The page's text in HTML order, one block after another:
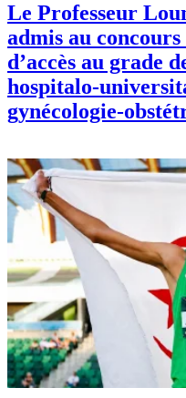
Le Professeur
admis au
d’accès au grade
hospitalo-
gynécologie-